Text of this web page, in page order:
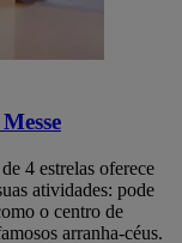
4 estrelas oferece
atividades: pode
o centro de
arranha-céus.